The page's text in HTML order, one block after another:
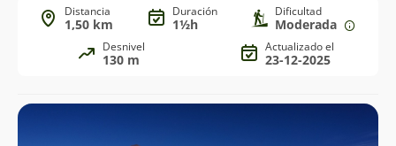
Distancia
1,50 km
Duración
1½h
Dificultad
Moderada
Desnivel
130 m
Actualizado el
23-12-2025